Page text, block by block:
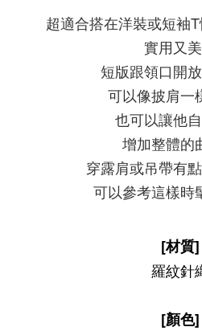
超適合搭在洋裝或短袖
實用又
短版跟領口開
可以像披肩一
也可以讓他
增加整體的
穿露肩或吊帶有
可以參考這樣時
[材質]
羅紋針
[顏色]